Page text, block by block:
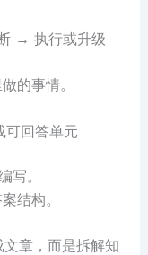
→ 执行或升级
的事情。
回答单元
写。
结构。
章，而是拆解知